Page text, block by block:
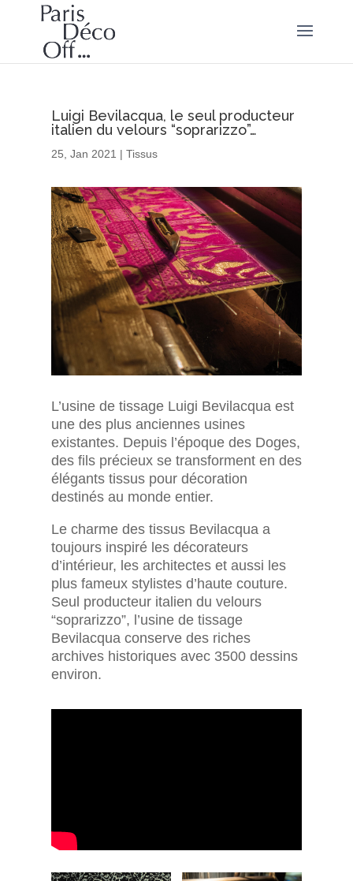
Luigi Bevilacqua, le seul producteur
italien du velours “soprarizzo”…
25, Jan 2021 | Tissus
L’usine de tissage Luigi Bevilacqua est
une des plus anciennes usines
existantes. Depuis l’époque des Doges,
des fils précieux se transforment en des
élégants tissus pour décoration
destinés au monde entier.
Le charme des tissus Bevilacqua a
toujours inspiré les décorateurs
d’intérieur, les architectes et aussi les
plus fameux stylistes d’haute couture.
Seul producteur italien du velours
“soprarizzo”, l’usine de tissage
Bevilacqua conserve des riches
archives historiques avec 3500 dessins
environ.